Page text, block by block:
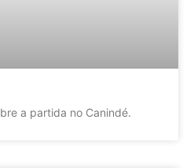
a partida no Canindé.